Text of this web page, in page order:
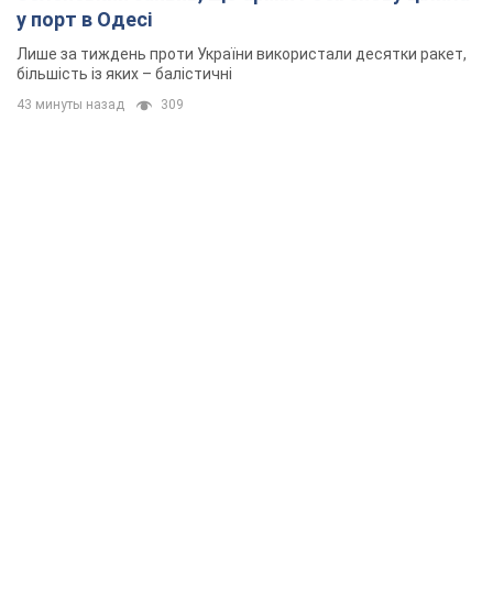
у порт в Одесі
Лише за тиждень проти України використали десятки ракет,
більшість із яких – балістичні
43 минуты назад 309